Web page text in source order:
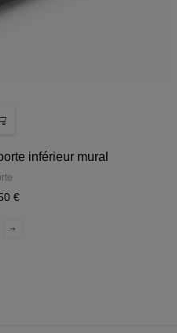
inférieur mural
€